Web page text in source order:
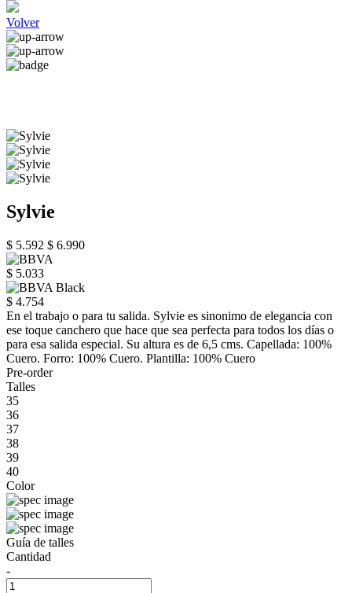
Volver
Sylvie
$ 5.592 $ 6.990
$ 5.033
$ 4.754
En el trabajo o para tu salida. Sylvie es sinonimo de elegancia con
ese toque canchero que hace que sea perfecta para todos los días o
para esa salida especial. Su altura es de 6,5 cms. Capellada: 100%
Cuero. Forro: 100% Cuero. Plantilla: 100% Cuero
Pre-order
Talles
35
36
37
38
39
40
Color
Guía de talles
Cantidad
-